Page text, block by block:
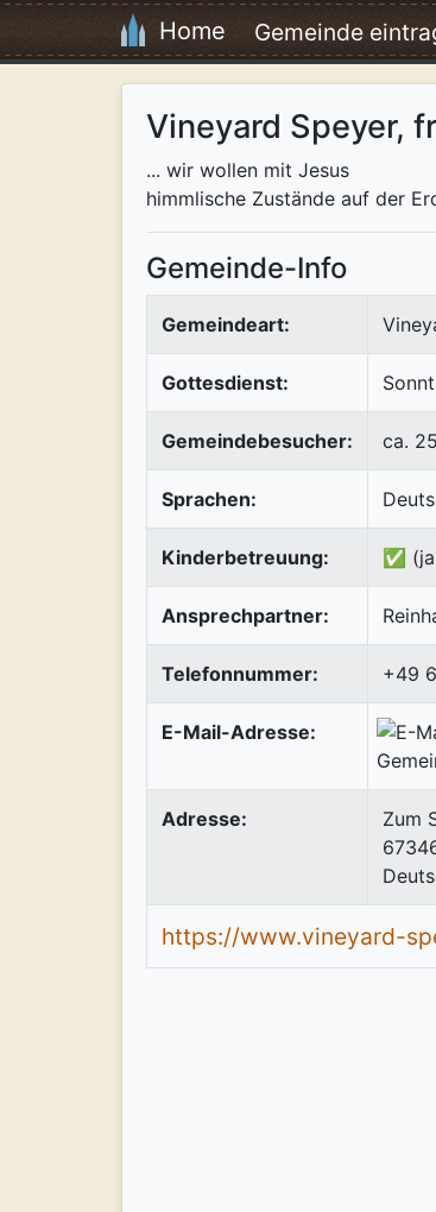
Home Gemeinde
Vineyard Speyer,
... wir wollen mit Jesus
himmlische Zustände auf der
Gemeinde-Info
Gemeindeart:
Gottesdienst:
Gemeindebesucher: ca.
Sprachen:
Kinderbetreuung: ✅
Ansprechpartner:
Telefonnummer: +49
E-Mail-Adresse:
Adresse:
Zum
https://www.vineyard-